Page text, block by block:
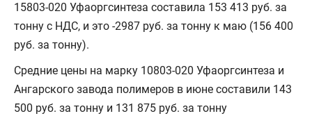
15803-020 Уфаоргсинтеза составила 153 413 руб. за
тонну с НДС, и это -2987 руб. за тонну к маю (156 400
руб. за тонну).
Средние цены на марку 10803-020 Уфаоргсинтеза и
Ангарского завода полимеров в июне составили 143
500 руб. за тонну и 131 875 руб. за тонну